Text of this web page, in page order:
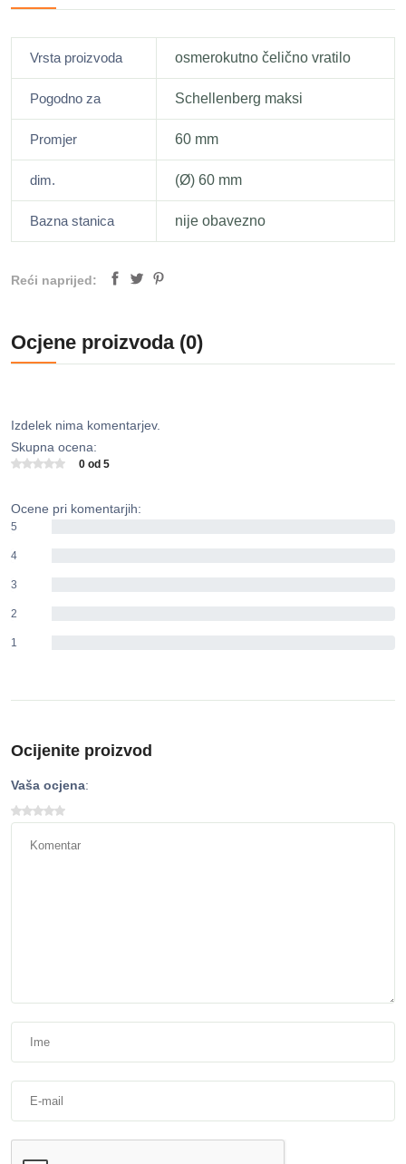
Vrsta proizvoda osmerokutno čelično vratilo
Pogodno za Schellenberg maksi
Promjer 60 mm
dim. (Ø) 60 mm
Bazna stanica nije obavezno
Reći naprijed:
Ocjene proizvoda (0)
Izdelek nima komentarjev.
Skupna ocena:
0 od 5
Ocene pri komentarjih:
5
4
3
2
1
Ocijenite proizvod
Vaša ocjena: